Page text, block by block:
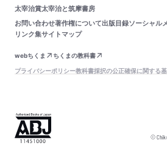
太宰治賞太宰治と筑摩書房
お問い合わせ著作権について出版目録ソーシャル
リンク集サイトマップ
webちくま
ちくまの教科書
プライバシーポリシー教科書採択の公正確保に関する
©